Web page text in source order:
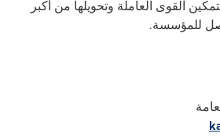
القوى العاملة وتحويلها من أكبر
للمؤسسة.